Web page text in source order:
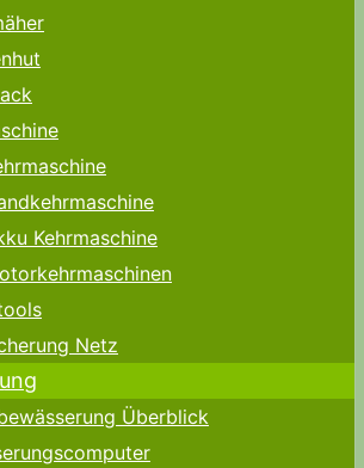
Kehrmaschine
Netz
Überblick